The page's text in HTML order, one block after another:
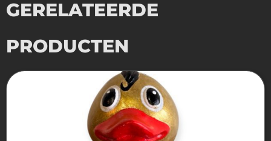
GERELATEERDE
PRODUCTEN